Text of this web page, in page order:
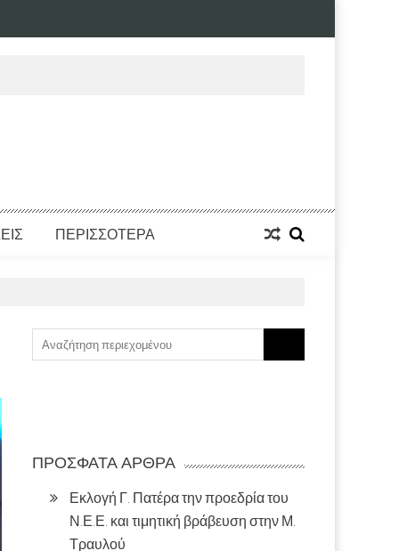
ΠΕΡΙΣΣΟΤΕΡΑ
for:
ΠΡΌΣΦΑΤΑ ΆΡΘΡΑ
Εκλογή Γ. Πατέρα την προεδρία του
Ν.Ε.Ε. και τιμητική βράβευση στην Μ.
Τραυλού